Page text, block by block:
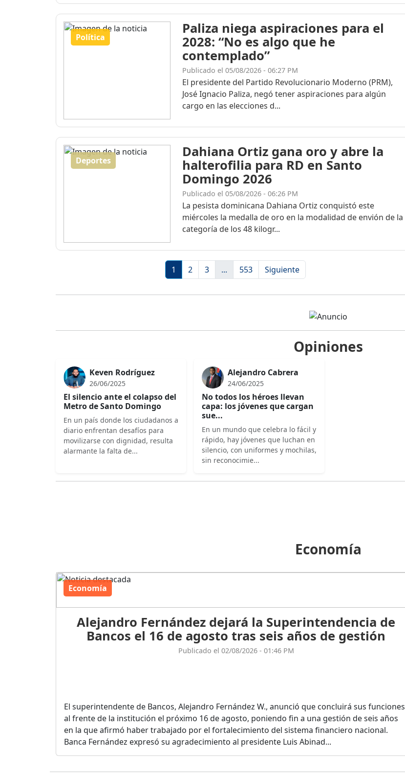
Política
Paliza niega aspiraciones para el
2028: “No es algo que he
contemplado”
Publicado el 05/08/2026 - 06:27 PM
El presidente del Partido Revolucionario Moderno (PRM),
José Ignacio Paliza, negó tener aspiraciones para algún
cargo en las elecciones d...
Deportes
Dahiana Ortiz gana oro y abre la
halterofilia para RD en Santo
Domingo 2026
Publicado el 05/08/2026 - 06:26 PM
La pesista dominicana Dahiana Ortiz conquistó este
miércoles la medalla de oro en la modalidad de envión de la
categoría de los 48 kilogr...
1 2 3 ... 553 Siguiente
Opiniones
Keven Rodríguez
26/06/2025
El silencio ante el colapso del
Metro de Santo Domingo
En un país donde los ciudadanos a
diario enfrentan desafíos para
movilizarse con dignidad, resulta
alarmante la falta de...
Alejandro Cabrera
24/06/2025
No todos los héroes llevan
capa: los jóvenes que cargan
sue...
En un mundo que celebra lo fácil y
rápido, hay jóvenes que luchan en
silencio, con uniformes y mochilas,
sin reconocimie...
Economía
Economía
Alejandro Fernández dejará la Superintendencia de
Bancos el 16 de agosto tras seis años de gestión
Publicado el 02/08/2026 - 01:46 PM
El superintendente de Bancos, Alejandro Fernández W., anunció que concluirá sus funciones
al frente de la institución el próximo 16 de agosto, poniendo fin a una gestión de seis años
en la que afirmó haber trabajado por el fortalecimiento del sistema financiero nacional.
Banca Fernández expresó su agradecimiento al presidente Luis Abinad...